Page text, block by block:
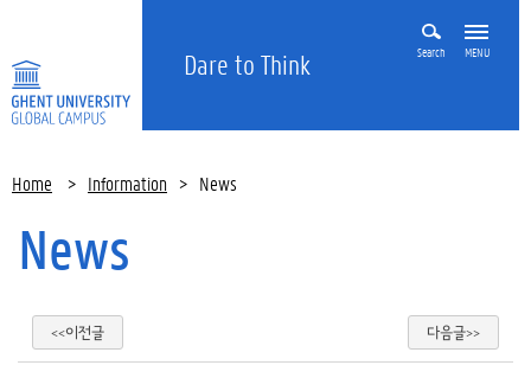
Dare to Think Search MENU
Home > Information > News
News
<<이전글 다음글>>